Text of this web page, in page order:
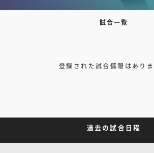
試合一覧
登録された試合情報はあり
過去の試合日程